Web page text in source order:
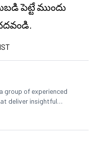
పెట్టే ముందు
group of experienced
deliver insightful
market, IPO, economy,